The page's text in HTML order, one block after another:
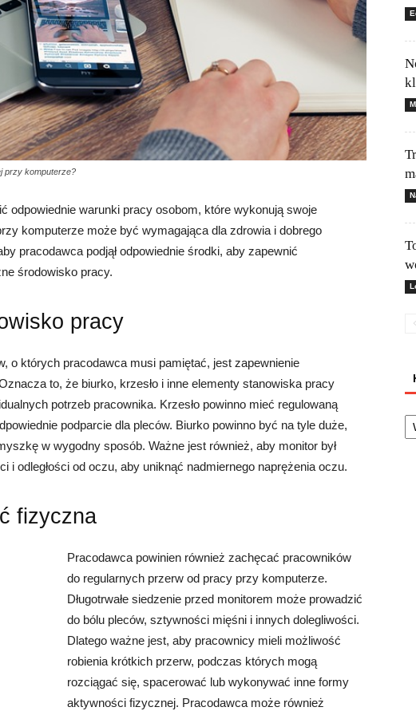
przy komputerze?
odpowiednie warunki pracy osobom, które wykonują swoje
komputerze może być wymagająca dla zdrowia i dobrego
pracodawca podjął odpowiednie środki, aby zapewnić
środowisko pracy.
pracy
o których pracodawca musi pamiętać, jest zapewnienie
to, że biurko, krzesło i inne elementy stanowiska pracy
potrzeb pracownika. Krzesło powinno mieć regulowaną
podparcie dla pleców. Biurko powinno być na tyle duże,
w wygodny sposób. Ważne jest również, aby monitor był
i odległości od oczu, aby uniknąć nadmiernego naprężenia oczu.
fizyczna
Pracodawca powinien również zachęcać pracowników
do regularnych przerw od pracy przy komputerze.
Długotrwałe siedzenie przed monitorem może prowadzić
do bólu pleców, sztywności mięśni i innych dolegliwości.
Dlatego ważne jest, aby pracownicy mieli możliwość
robienia krótkich przerw, podczas których mogą
rozciągać się, spacerować lub wykonywać inne formy
aktywności fizycznej. Pracodawca może również